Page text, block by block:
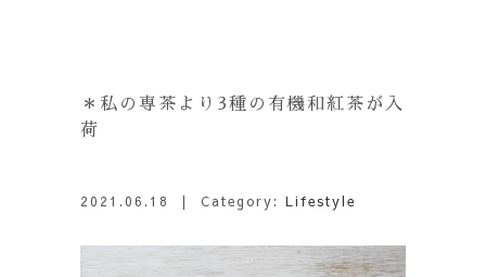
＊私の専茶より3種の有機和紅茶が入
荷
2021.06.18 | Category: Lifestyle